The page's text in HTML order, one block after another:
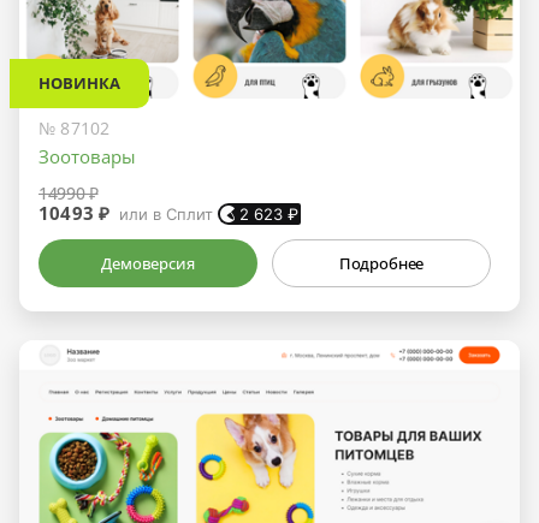
НОВИНКА
№ 87102
Зоотовары
14990 ₽
10493 ₽ или в Сплит 2 623 ₽
Демоверсия Подробнее